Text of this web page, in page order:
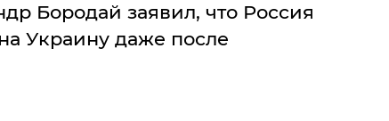
Бородай заявил, что Россия
Украину даже после